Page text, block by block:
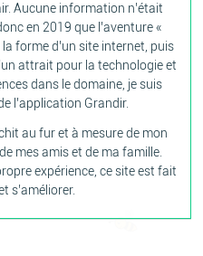
Aucune information n’était
en 2019 que l’aventure «
forme d’un site internet, puis
attrait pour la technologie et
dans le domaine, je suis
l’application Grandir.
au fur et à mesure de mon
mes amis et de ma famille.
expérience, ce site est fait
s’améliorer.